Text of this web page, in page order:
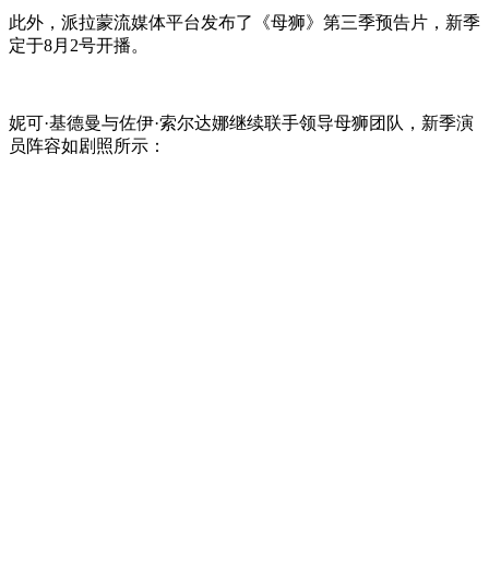
此外，派拉蒙流媒体平台发布了《母狮》第三季预告片，新季
定于8月2号开播。
妮可·基德曼与佐伊·索尔达娜继续联手领导母狮团队，新季演
员阵容如剧照所示：